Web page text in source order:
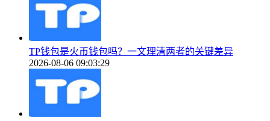
TP钱包是火币钱包吗？一文理清两者的关键差异
2026-08-06 09:03:29